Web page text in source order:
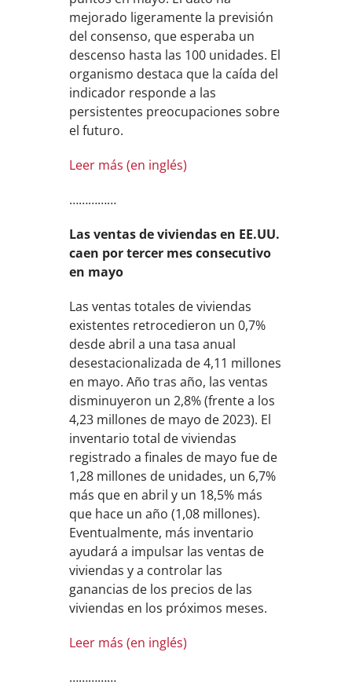
mejorado ligeramente la previsión
del consenso, que esperaba un
descenso hasta las 100 unidades. El
organismo destaca que la caída del
indicador responde a las
persistentes preocupaciones sobre
el futuro.
Leer más (en inglés)
……………
Las ventas de viviendas en EE.UU.
caen por tercer mes consecutivo
en mayo
Las ventas totales de viviendas
existentes retrocedieron un 0,7%
desde abril a una tasa anual
desestacionalizada de 4,11 millones
en mayo. Año tras año, las ventas
disminuyeron un 2,8% (frente a los
4,23 millones de mayo de 2023). El
inventario total de viviendas
registrado a finales de mayo fue de
1,28 millones de unidades, un 6,7%
más que en abril y un 18,5% más
que hace un año (1,08 millones).
Eventualmente, más inventario
ayudará a impulsar las ventas de
viviendas y a controlar las
ganancias de los precios de las
viviendas en los próximos meses.
Leer más (en inglés)
……………